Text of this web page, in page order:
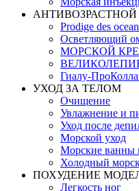
Prodige des
Осветляющий
МОРСКОЙ
ВЕЛИКОЛЕПИЕ
Гиалу-
УХОД ЗА ТЕЛОМ
Очищение
Увлажнение и
Уход после
Морской уход
Морские ванны
Холодный
ПОХУДЕНИЕ
Легкость ног